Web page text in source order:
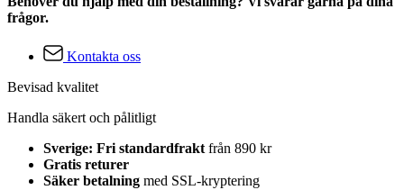
frågor.
Kontakta oss
Bevisad kvalitet
Handla säkert och pålitligt
Sverige: Fri standardfrakt från 890 kr
Gratis returer
Säker betalning med SSL-kryptering